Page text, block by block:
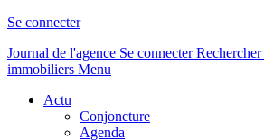
Se connecter
Journal de l'agence Se connecterRechercher
immobiliers Menu
Actu
Conjoncture
Agenda